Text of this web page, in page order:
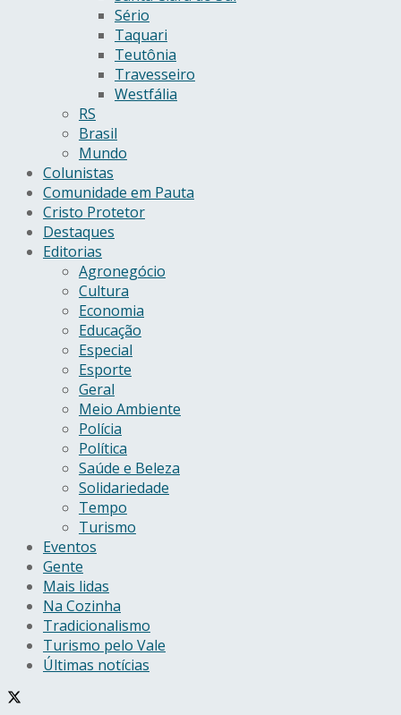
Sério
Taquari
Teutônia
Travesseiro
Westfália
RS
Brasil
Mundo
Colunistas
Comunidade em Pauta
Cristo Protetor
Destaques
Editorias
Agronegócio
Cultura
Economia
Educação
Especial
Esporte
Geral
Meio Ambiente
Polícia
Política
Saúde e Beleza
Solidariedade
Tempo
Turismo
Eventos
Gente
Mais lidas
Na Cozinha
Tradicionalismo
Turismo pelo Vale
Últimas notícias